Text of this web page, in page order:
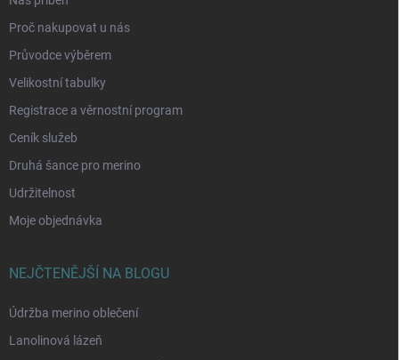
Proč nakupovat u nás
Průvodce výběrem
Velikostní tabulky
Registrace a věrnostní program
Ceník služeb
Druhá šance pro merino
Udržitelnost
Moje objednávka
NEJČTENĚJŠÍ NA BLOGU
Údržba merino oblečení
Lanolinová lázeň